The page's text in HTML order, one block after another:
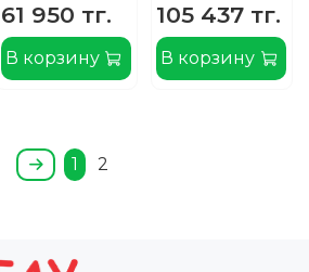
61 950 тг.
В корзину
105 437 тг.
В корзину
1 2